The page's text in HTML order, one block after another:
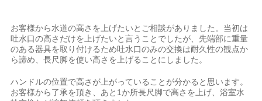
お客様から水道の高さを上げたいとご相談がありました。当初は
吐水口の高さだけを上げたいと言うことでしたが、先端部に重量
のある器具を取り付けるため吐水口のみの交換は耐久性の観点か
ら諦め、長尺脚を使い高さを上げることにしました。
ハンドルの位置で高さが上がっていることが分かると思います。
お客様から了承を頂き、あと1か所長尺脚で高さを上げ、浴室水